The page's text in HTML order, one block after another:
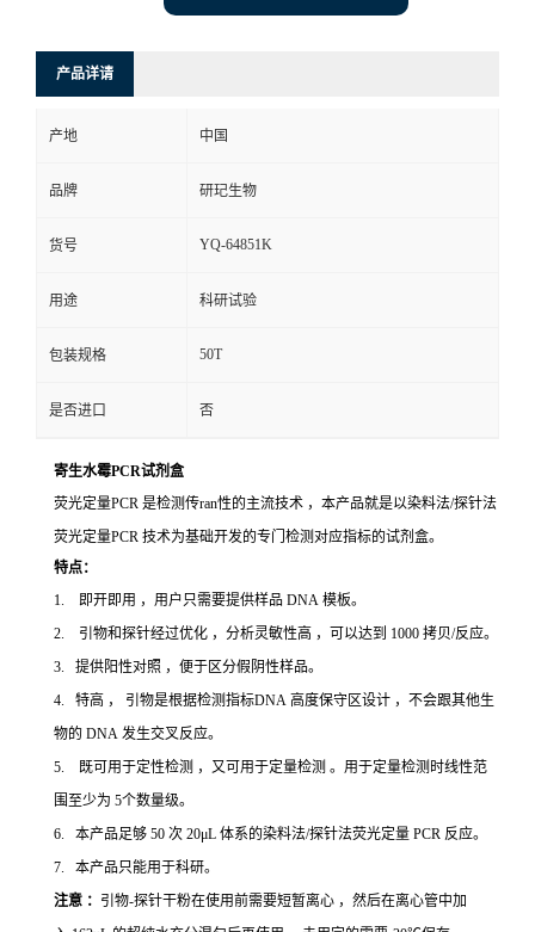
产品详请
产地 中国
品牌 研玘生物
货号 YQ-64851K
用途 科研试验
包装规格 50T
是否进口 否
寄生水霉PCR试剂盒
荧光定量PCR 是检测传ran性的主流技术 ，本产品就是以染料法/探针法
荧光定量PCR 技术为基础开发的专门检测对应指标的试剂盒。
特点：
1. 即开即用 ，用户只需要提供样品 DNA 模板。
2. 引物和探针经过优化 ，分析灵敏性高 ，可以达到 1000 拷贝/反应。
3. 提供阳性对照 ，便于区分假阴性样品。
4. 特高 ， 引物是根据检测指标DNA 高度保守区设计 ，不会跟其他生
物的 DNA 发生交叉反应。
5. 既可用于定性检测 ，又可用于定量检测 。用于定量检测时线性范
围至少为 5个数量级。
6. 本产品足够 50 次 20μL 体系的染料法/探针法荧光定量 PCR 反应。
7. 本产品只能用于科研。
注意 ： 引物-探针干粉在使用前需要短暂离心 ，然后在离心管中加